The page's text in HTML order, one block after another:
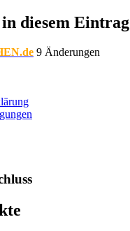
diesem Eintrag
9 Änderungen